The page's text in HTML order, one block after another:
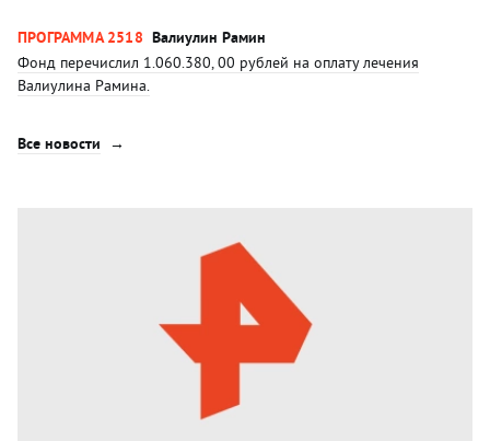
ПРОГРАММА 2518 Валиулин Рамин
Фонд перечислил 1.060.380, 00 рублей на оплату лечения
Валиулина Рамина.
Все новости